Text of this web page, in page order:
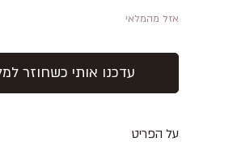
אזל מהמלאי
עדכנו אותי כשחוזר
על הפריט